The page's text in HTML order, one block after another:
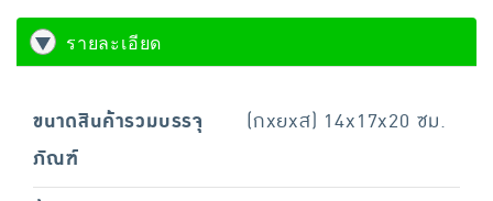
รายละเอียด
ขนาดสินค้ารวมบรรจุ
ภัณฑ์
(กxยxส) 14x17x20 ซม.